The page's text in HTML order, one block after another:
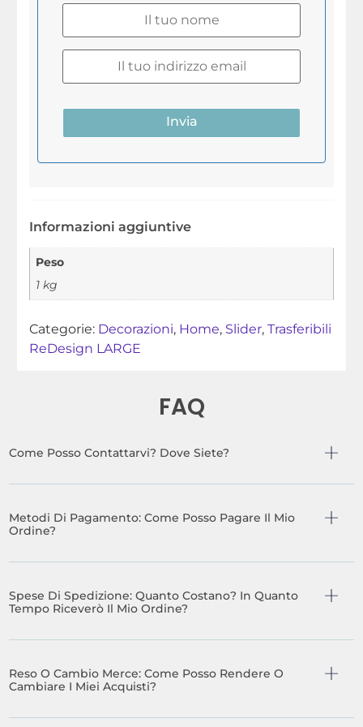
Invia
Informazioni aggiuntive
Peso
1 kg
Categorie: Decorazioni, Home, Slider, Trasferibili
ReDesign LARGE
FAQ
Come Posso Contattarvi? Dove Siete?
Metodi Di Pagamento: Come Posso Pagare Il Mio
Ordine?
Spese Di Spedizione: Quanto Costano? In Quanto
Tempo Riceverò Il Mio Ordine?
Reso O Cambio Merce: Come Posso Rendere O
Cambiare I Miei Acquisti?